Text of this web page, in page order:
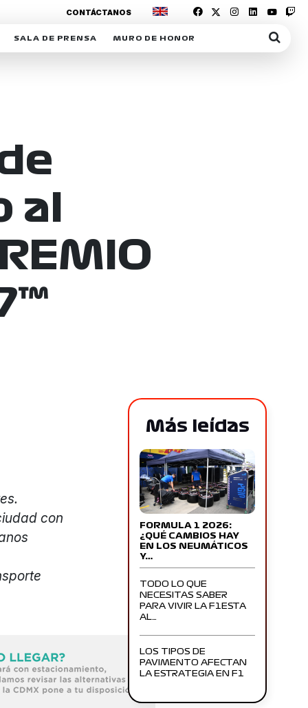
SALA DE PRENSA MURO DE HONOR
CONTÁCTANOS
al
con
Más leídas
FORMULA 1 2026:
¿QUÉ CAMBIOS HAY
EN LOS NEUMÁTICOS
Y…
TODO LO QUE
NECESITAS SABER
PARA VIVIR LA F1ESTA
AL…
LOS TIPOS DE
PAVIMENTO AFECTAN
LA ESTRATEGIA EN F1